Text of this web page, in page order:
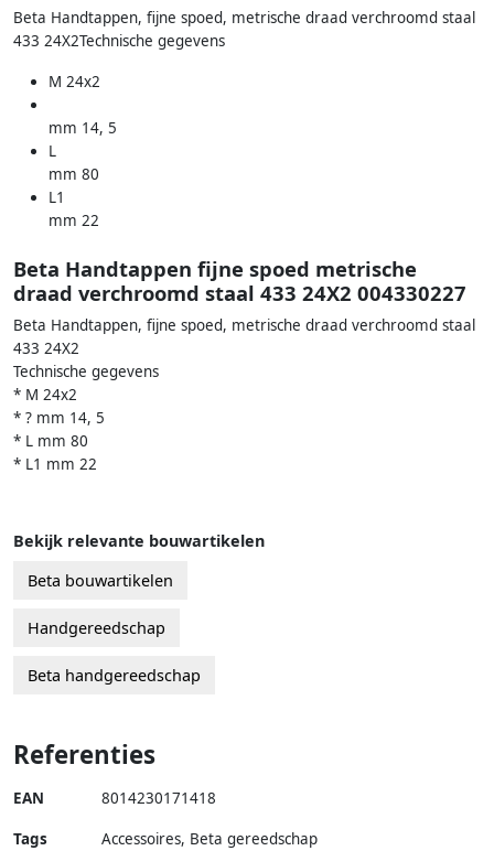
Beta Handtappen, fijne spoed, metrische draad verchroomd staal
433 24X2Technische gegevens
M 24x2
mm 14, 5
L
mm 80
L1
mm 22
Beta Handtappen fijne spoed metrische
draad verchroomd staal 433 24X2 004330227
Beta Handtappen, fijne spoed, metrische draad verchroomd staal
433 24X2
Technische gegevens
* M 24x2
* ? mm 14, 5
* L mm 80
* L1 mm 22
Bekijk relevante bouwartikelen
Beta bouwartikelen
Handgereedschap
Beta handgereedschap
Referenties
EAN 8014230171418
Tags
Accessoires, Beta gereedschap